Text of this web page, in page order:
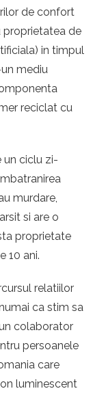
de confort
proprietatea de
in timpul
mediu
reciclat cu
un ciclu zi-
murdare,
si are o
proprietate
10 ani.
relatiilor
ca stim sa
colaborator
persoanele
care
luminescent